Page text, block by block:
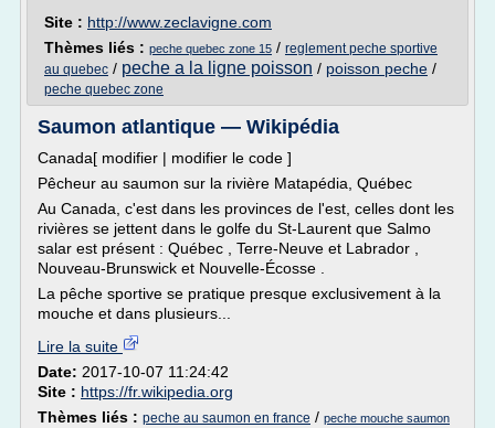
Site : http://www.zeclavigne.com
Thèmes liés : peche quebec zone 15 / reglement peche sportive
au quebec / peche a la ligne poisson / poisson peche /
peche quebec zone
Saumon atlantique — Wikipédia
Canada[ modifier | modifier le code ]
Pêcheur au saumon sur la rivière Matapédia, Québec
Au Canada, c'est dans les provinces de l'est, celles dont les
rivières se jettent dans le golfe du St-Laurent que Salmo
salar est présent : Québec , Terre-Neuve et Labrador ,
Nouveau-Brunswick et Nouvelle-Écosse .
La pêche sportive se pratique presque exclusivement à la
mouche et dans plusieurs...
Lire la suite
Date: 2017-10-07 11:24:42
Site : https://fr.wikipedia.org
Thèmes liés : peche au saumon en france / peche mouche saumon